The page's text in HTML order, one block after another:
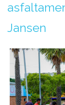
Jansen